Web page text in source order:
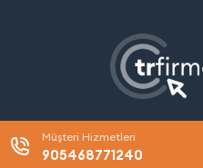
Müşteri Hizmetleri
905468771240